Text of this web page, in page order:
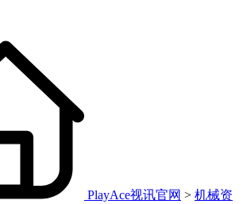
PlayAce视讯官网 > 机械资